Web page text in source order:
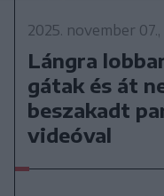
2025. november
Lángra
gátak és át
beszakadt
videóval